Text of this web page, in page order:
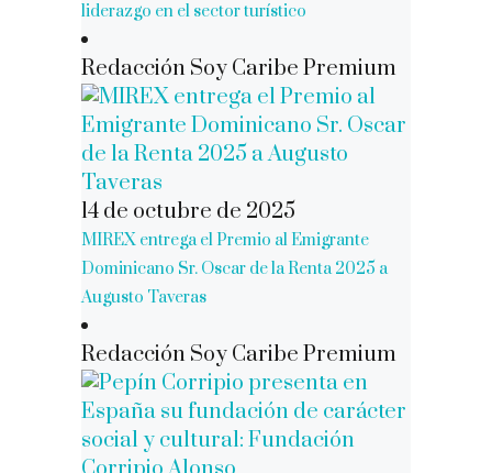
liderazgo en el sector turístico
Redacción Soy Caribe Premium
14 de octubre de 2025
MIREX entrega el Premio al Emigrante
Dominicano Sr. Oscar de la Renta 2025 a
Augusto Taveras
Redacción Soy Caribe Premium